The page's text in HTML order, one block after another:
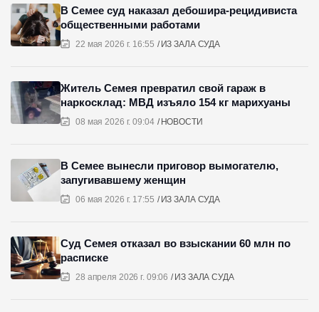
22 мая 2026 г. 16:55 ИЗ ЗАЛА СУДА
В Семее суд наказал дебошира-рецидивиста
общественными работами
08 мая 2026 г. 09:04 НОВОСТИ
Житель Семея превратил свой гараж в
наркосклад: МВД изъяло 154 кг марихуаны
06 мая 2026 г. 17:55 ИЗ ЗАЛА СУДА
В Семее вынесли приговор вымогателю,
запугивавшему женщин
28 апреля 2026 г. 09:06 ИЗ ЗАЛА СУДА
Суд Семея отказал во взыскании 60 млн по
расписке